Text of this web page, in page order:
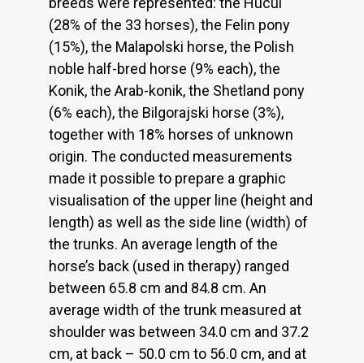
(28% of the 33 horses), the Felin pony
(15%), the Malapolski horse, the Polish
noble half-bred horse (9% each), the
Konik, the Arab-konik, the Shetland pony
(6% each), the Bilgorajski horse (3%),
together with 18% horses of unknown
origin. The conducted measurements
made it possible to prepare a graphic
visualisation of the upper line (height and
length) as well as the side line (width) of
the trunks. An average length of the
horse’s back (used in therapy) ranged
between 65.8 cm and 84.8 cm. An
average width of the trunk measured at
shoulder was between 34.0 cm and 37.2
cm, at back – 50.0 cm to 56.0 cm, and at